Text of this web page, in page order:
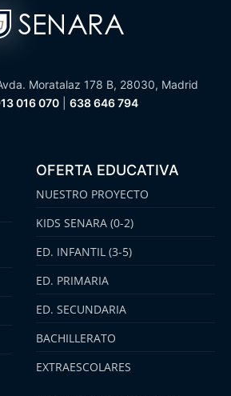
Moratalaz 178 B, 28030, Madrid
016 070| 638 646 794
OFERTA EDUCATIVA
NUESTRO PROYECTO
KIDS SENARA (0-2)
ED. INFANTIL (3-5)
ED. PRIMARIA
ED. SECUNDARIA
BACHILLERATO
EXTRAESCOLARES